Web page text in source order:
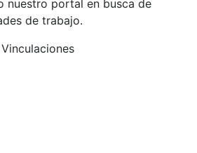
nuestro portal en busca de
de trabajo.